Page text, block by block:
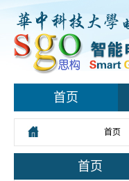
首页
首页
首页